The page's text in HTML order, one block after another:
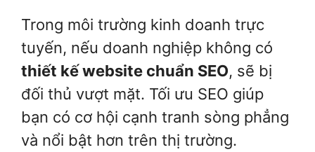
Trong môi trường kinh doanh trực
tuyến, nếu doanh nghiệp không có
thiết kế website chuẩn SEO, sẽ bị
đối thủ vượt mặt. Tối ưu SEO giúp
bạn có cơ hội cạnh tranh sòng phẳng
và nổi bật hơn trên thị trường.